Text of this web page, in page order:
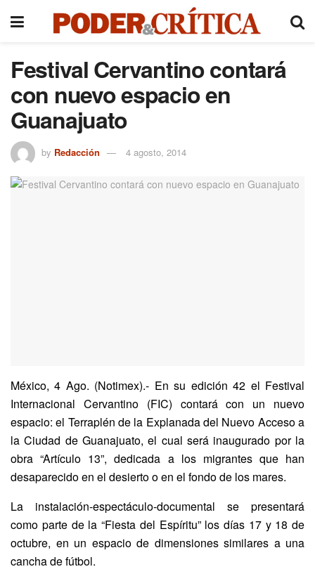
Festival Cervantino contará
con nuevo espacio en
Guanajuato
by Redacción 4 agosto, 2014
México, 4 Ago. (Notimex).- En su edición 42 el Festival
Internacional Cervantino (FIC) contará con un nuevo
espacio: el Terraplén de la Explanada del Nuevo Acceso a
la Ciudad de Guanajuato, el cual será inaugurado por la
obra “Artículo 13”, dedicada a los migrantes que han
desaparecido en el desierto o en el fondo de los mares.
La instalación-espectáculo-documental se presentará
como parte de la “Fiesta del Espíritu” los días 17 y 18 de
octubre, en un espacio de dimensiones similares a una
cancha de fútbol.